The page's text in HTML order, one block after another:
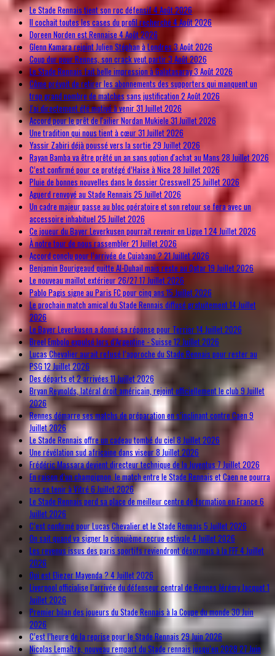
Le Stade Rennais tient son roc défensif4 Août 2026
Il cochait toutes les cases du profil recherché 4 Août 2026
Doreen Norden est Rennaise4 Août 2026
Glenn Kamara rejoint Julien Stéphan à Londres 3 Août 2026
Coup dur pour Rennes, son crack veut partir3 Août 2026
Le Stade Rennais fait belle impression à Galatasaray3 Août 2026
Côme prévoit de retirer les abonnements des supporters qui manquent un
trop grand nombre de matches sans justification 2 Août 2026
J'ai directement été motivé à venir31 Juillet 2026
Accord pour le prêt de l'ailier Nordan Mukiele31 Juillet 2026
Une tradition qui nous tient à cœur31 Juillet 2026
Yassir Zabiri déjà poussé vers la sortie29 Juillet 2026
Rayan Bamba va être prêté un an sans option d'achat au Mans 28 Juillet 2026
C’est confirmé pour ce protégé d’Haise à Nice 28 Juillet 2026
Pluie de bonnes nouvelles dans le dossier Cresswell25 Juillet 2026
Aguerd renvoyé au Stade Rennais 25 Juillet 2026
Un cadre majeur passe au bloc opératoire et son retour se fera avec un
accessoire inhabituel25 Juillet 2026
Ce joueur du Bayer Leverkusen pourrait revenir en Ligue 124 Juillet 2026
À notre tour de nous rassembler21 Juillet 2026
Accord conclu pour l’arrivée de Cuiabano ?21 Juillet 2026
Benjamin Bourigeaud quitte Al-Duhail mais reste au Qatar19 Juillet 2026
Le nouveau maillot extérieur 26/27 17 Juillet 2026
Pablo Pagis signe au Paris FC pour cinq ans 15 Juillet 2026
Le prochain match amical du Stade Rennais diffusé gratuitement14 Juillet
2026
Le Bayer Leverkusen a donné sa réponse pour Terrier14 Juillet 2026
Breel Embolo expulsé lors d’Argentine - Suisse 12 Juillet 2026
Lucas Chevalier aurait refusé l’approche du Stade Rennais pour rester au
PSG 12 Juillet 2026
Des départs et 2 arrivées 11 Juillet 2026
Bryan Reynolds, latéral droit américain, rejoint officiellement le club 9 Juillet
2026
Rennes démarre ses matchs de préparation en s’inclinant contre Caen9
Juillet 2026
Le Stade Rennais offre un cadeau tombé du ciel8 Juillet 2026
Une révélation sud africaine dans viseur8 Juillet 2026
Frédéric Massara devient directeur technique de la Juventus7 Juillet 2026
En raison d’un champignon, le match entre le Stade Rennais et Caen ne pourra
pas se tenir à Vitré 6 Juillet 2026
Le Stade Rennais perd sa place de meilleur centre de formation en France6
Juillet 2026
C’est confirmé pour Lucas Chevalier et le Stade Rennais 5 Juillet 2026
On sait quand va signer la cinquième recrue estivale 4 Juillet 2026
Les revenus issus des paris sportifs reviendront désormais à la FFF4 Juillet
2026
Qui est Eliezer Mayenda ? 4 Juillet 2026
Liverpool officialise l’arrivée du défenseur central de Rennes Jérémy Jacquet1
Juillet 2026
Premier bilan des joueurs du Stade Rennais à la Coupe du monde30 Juin
2026
C’est l’heure de la reprise pour le Stade Rennais29 Juin 2026
Nicolas Lemaître, nouveau rempart du Stade rennais jusqu’en 2028 27 Juin